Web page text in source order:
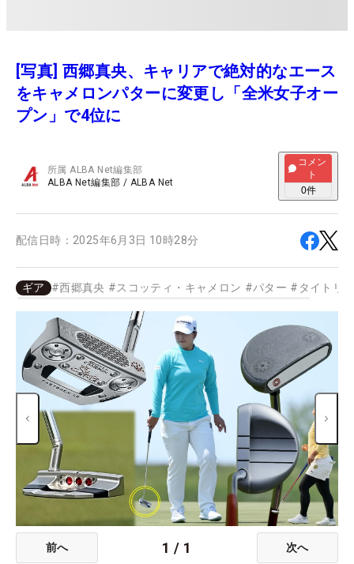
[写真] 西郷真央、キャリアで絶対的なエース
をキャメロンパターに変更し「全米女子オー
プン」で4位に
所属ALBA Net編集部
ALBA Net編集部 / ALBA Net
コメン
ト
0件
配信日時： 2025年6月3日 10時28分
ギア #西郷真央 #スコッティ・キャメロン #パター # タイトリ
前へ 1 / 1 次へ